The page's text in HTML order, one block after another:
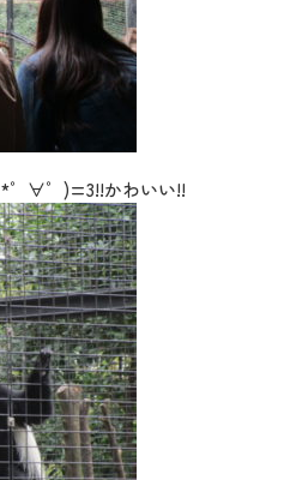
゜∀゜)=3!!かわいい!!